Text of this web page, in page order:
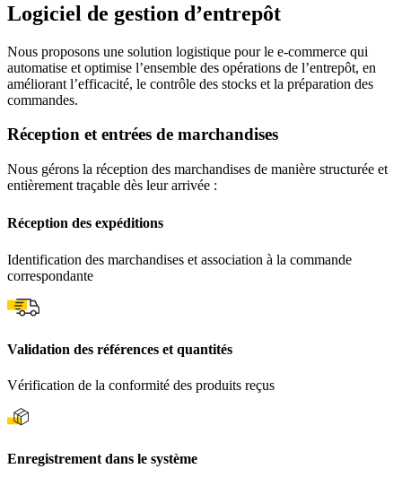
Logiciel de gestion d’entrepôt
Nous proposons une solution logistique pour le e-commerce qui
automatise et optimise l’ensemble des opérations de l’entrepôt, en
améliorant l’efficacité, le contrôle des stocks et la préparation des
commandes.
Réception et entrées de marchandises
Nous gérons la réception des marchandises de manière structurée et
entièrement traçable dès leur arrivée :
Réception des expéditions
Identification des marchandises et association à la commande
correspondante
Validation des références et quantités
Vérification de la conformité des produits reçus
Enregistrement dans le système